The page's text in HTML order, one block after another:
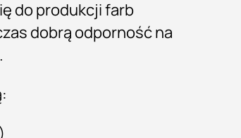
do produkcji farb
dobrą odporność na